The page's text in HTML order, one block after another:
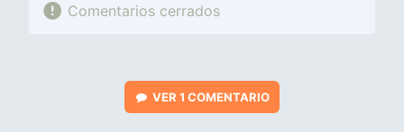
Comentarios cerrados
VER 1 COMENTARIO